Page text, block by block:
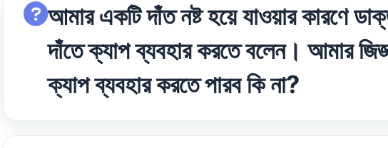
আমার একটি দাঁত নষ্ট হয়ে যাওয়ার কারণে
দাঁতে ক্যাপ ব্যবহার করতে বলেন। আমার
ক্যাপ ব্যবহার করতে পারব কি না?